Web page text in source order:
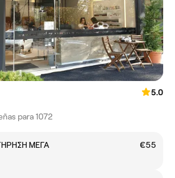
5.0
para 1072
ΜΕΓΑ
€55